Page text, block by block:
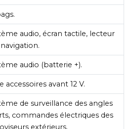
audio, écran tactile, lecteur
navigation.
audio (batterie +).
accessoires avant 12 V.
de surveillance des angles
commandes électriques des
extérieurs.